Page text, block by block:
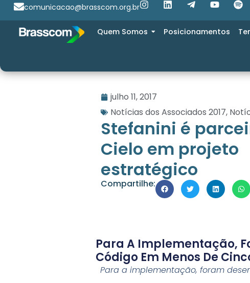
comunicacao@brasscom.org.br
Quem Somos Posicionamentos
julho 11, 2017
Notícias dos Associados 2017,
Stefanini é
Cielo em projeto
estratégico
Compartilhe:
Para A Implementação,
Código Em Menos De
Para a implementação, foram